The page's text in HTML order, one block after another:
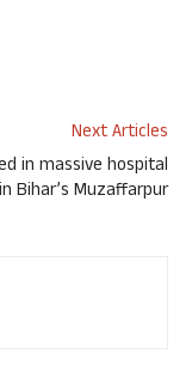
Next Articles
in massive hospital
Bihar’s Muzaffarpur